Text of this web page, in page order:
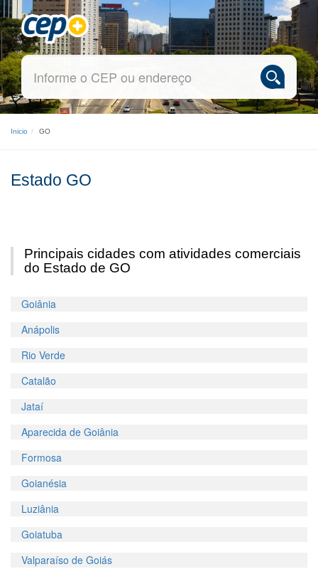
Inicio GO
Estado GO
Principais cidades com atividades comerciais
do Estado de GO
Goiânia
Anápolis
Rio Verde
Catalão
Jataí
Aparecida de Goiânia
Formosa
Goianésia
Luziânia
Goiatuba
Valparaíso de Goiás